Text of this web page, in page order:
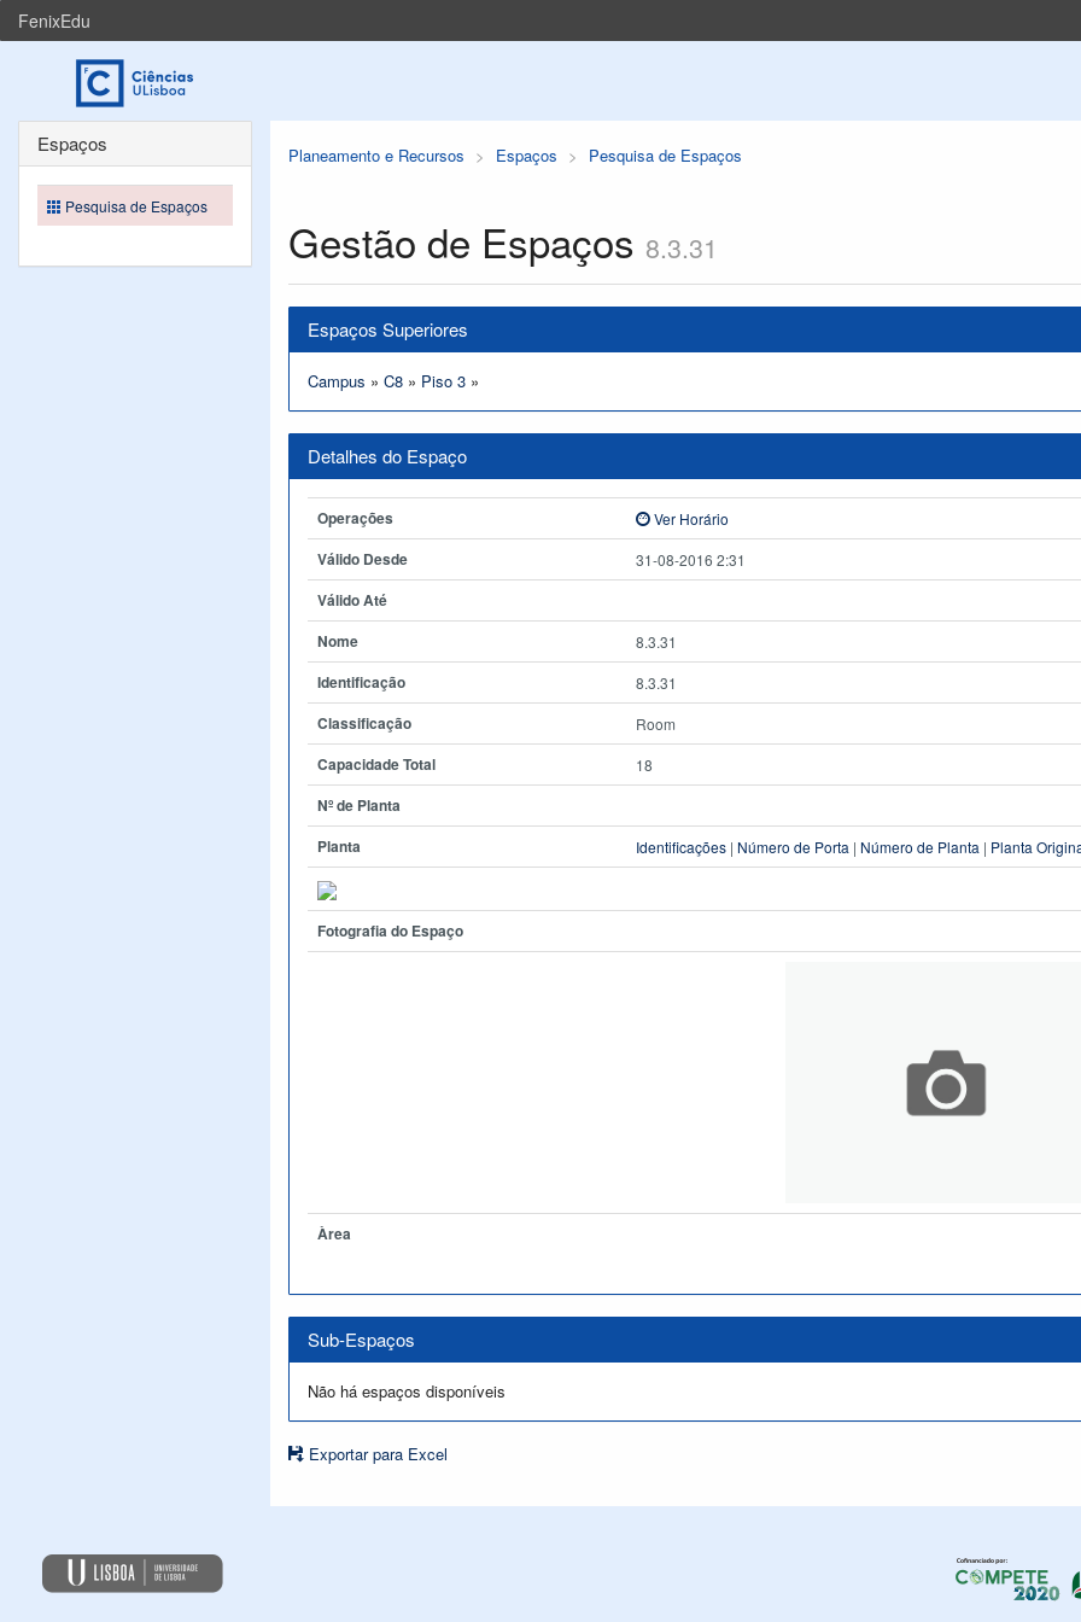
FenixEdu
Planeamento e Recursos Espaços Pesquisa de Espaços
Gestão de Espaços 8.3.31
Espaços Superiores
Campus » C8 » Piso 3 »
Detalhes do Espaço
Operações Ver Horário
Válido Desde 31-08-2016 2:31
Válido Até
Nome
8.3.31
Identificação 8.3.31
Classificação Room
Capacidade Total 18
Nº de Planta
Planta
Identificações | Número de Porta | Número de Planta | Planta
Fotografia do Espaço
Àrea
Sub-Espaços
Não há espaços disponíveis
Exportar para Excel
Espaços
Pesquisa de Espaços